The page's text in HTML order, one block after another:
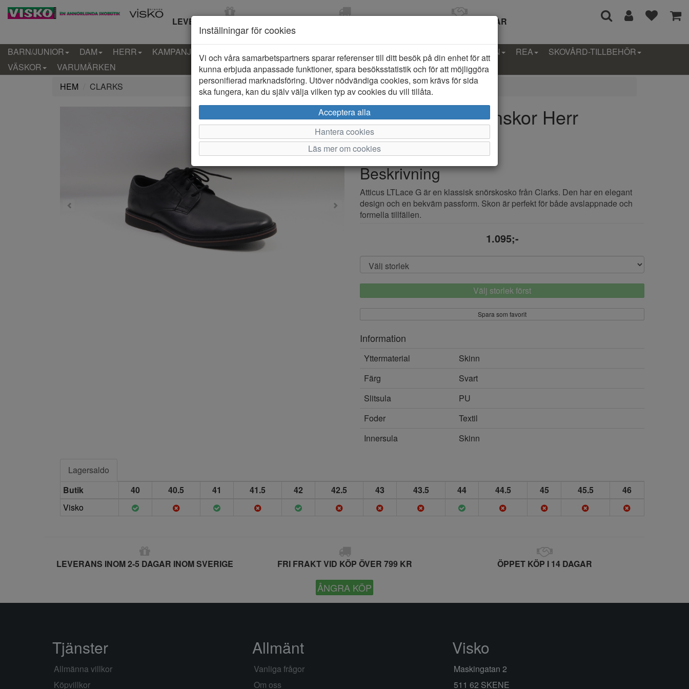
LEVERANS INOM 2-5 DAGAR ÖPPET KÖP I 14 DAGAR
BARN/JUNIOR DAM HERR KAMPANJ KLÄDER-BARN PROVKOLLEKTION REA
SKOVÅRD-TILLBEHÖR
VÄSKOR
VARUMÄRKEN
HEM
CLARKS
Clarks Atticus Finskor Herr
Varumärke: Clarks
Artikelnummer: 2521078
Beskrivning
Atticus LTLace G är en klassisk snörskosko från Clarks. Den har en elegant
design och en bekväm passform. Skon är perfekt för både avslappnade och
formella tillfällen.
1.095;-
Välj storlek först
Spara som favorit
Information
Yttermaterial
Skinn
Färg
Svart
Slitsula
PU
Foder
Textil
Innersula
Skinn
Lagersaldo
Butik
40 40.5 41 41.5 42 42.5 43 43.5 44 44.5 45 45.5
46
Visko
LEVERANS INOM 2-5 DAGAR INOM SVERIGE FRI FRAKT VID KÖP ÖVER 799 KR ÖPPET KÖP I 14 DAGAR
ÅNGRA KÖP
Inställningar för cookies
Vi och våra samarbetspartners sparar referenser till ditt besök på din enhet för att
kunna erbjuda anpassade funktioner, spara besöksstatistik och för att möjliggöra
personifierad marknadsföring. Utöver nödvändiga cookies, som krävs för sida
ska fungera, kan du själv välja vilken typ av cookies du vill tillåta.
Acceptera alla
Hantera cookies
Läs mer om cookies
Tjänster
Allmänna villkor
Köpvillkor
Allmänt
Vanliga frågor
Om oss
Visko
Maskingatan 2
511 62 SKENE